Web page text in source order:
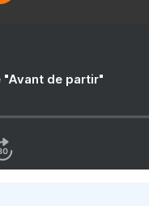
"Avant de partir"